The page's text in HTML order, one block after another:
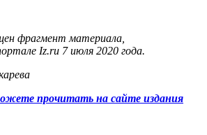
фрагмент материала,
Iz.ru 7 июля 2020 года.
прочитать на сайте издания